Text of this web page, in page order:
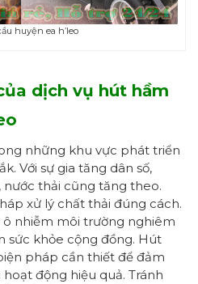
huyện ea h’leo
dịch vụ hút hầm
những khu vực phát triển
Với sự gia tăng dân số,
thải cũng tăng theo.
xử lý chất thải đúng cách.
nhiễm môi trường nghiêm
sức khỏe cộng đồng. Hút
pháp cần thiết để đảm
động hiệu quả. Tránh